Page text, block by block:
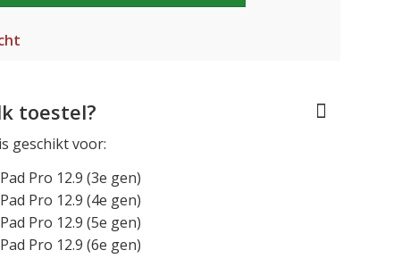
toestel?
geschikt voor:
Pro 12.9 (3e gen)
Pro 12.9 (4e gen)
Pro 12.9 (5e gen)
Pro 12.9 (6e gen)